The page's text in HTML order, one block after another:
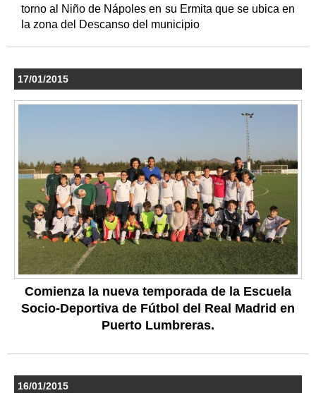
torno al Niño de Nápoles en su Ermita que se ubica en
la zona del Descanso del municipio
17/01/2015
Comienza la nueva temporada de la Escuela
Socio-Deportiva de Fútbol del Real Madrid en
Puerto Lumbreras.
16/01/2015